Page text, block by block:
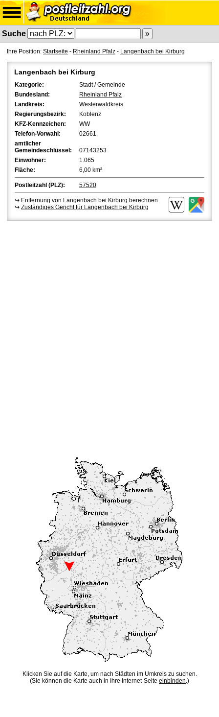
Suche
Ihre Position: Startseite - Rheinland Pfalz - Langenbach bei Kirburg
Langenbach bei Kirburg
Kategorie:
Stadt / Gemeinde
Bundesland:
Rheinland Pfalz
Landkreis:
Westerwaldkreis
Regierungsbezirk:
Koblenz
KFZ-Kennzeichen:
WW
Telefon-Vorwahl:
02661
amtlicher
Gemeindeschlüssel:
07143253
Einwohner:
1.065
Fläche:
6,00 km²
Postleitzahl (PLZ): 57520
↪ Entfernung von Langenbach bei Kirburg berechnen
↪ Zuständiges Gericht für Langenbach bei Kirburg
Klicken Sie auf die Karte, um nach Städten im Umkreis zu suchen.
(Sie können die Karte auch in Ihre Internet-Seite einbinden.)